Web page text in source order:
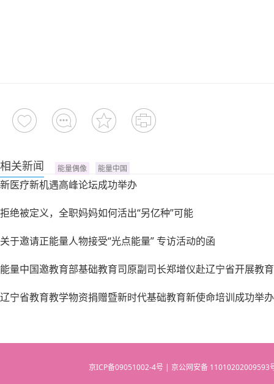
相关新闻 能量偶像 能量中国
新医疗新机遇高峰论坛成功举办
拒绝被定义，全职妈妈如何活出“另亿种”可能
关于邀请正能量人物接受“光点能量” 专访活动的函
能量中国邀教育部基础教育司原副司长郑增仪赴辽宁省开展教
辽宁省教育教学物资捐赠暨新时代基础教育新使命培训成功举办
京ICP备09051002-4号 | 京公网安备